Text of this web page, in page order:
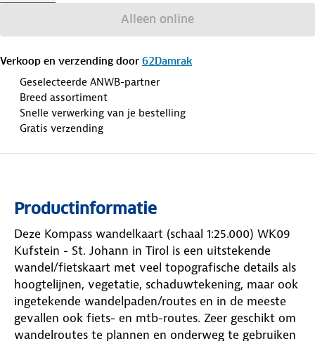
Alleen online
Verkoop en verzending door 62Damrak
Geselecteerde ANWB-partner
Breed assortiment
Snelle verwerking van je bestelling
Gratis verzending
Productinformatie
Deze Kompass wandelkaart (schaal 1:25.000) WK09
Kufstein - St. Johann in Tirol is een uitstekende
wandel/fietskaart met veel topografische details als
hoogtelijnen, vegetatie, schaduwtekening, maar ook
ingetekende wandelpaden/routes en in de meeste
gevallen ook fiets- en mtb-routes. Zeer geschikt om
wandelroutes te plannen en onderweg te gebruiken